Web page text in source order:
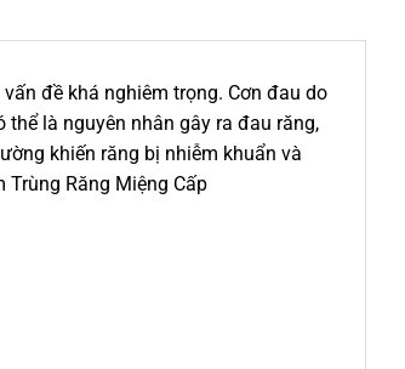
đề khá nghiêm trọng. Cơn đau do
là nguyên nhân gây ra đau răng,
khiến răng bị nhiễm khuẩn và
Trùng Răng Miệng Cấp